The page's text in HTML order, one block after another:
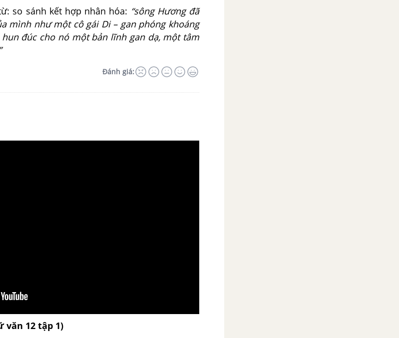
so sánh kết hợp nhân hóa: “sông Hương đã
mình như một cô gái Di – gan phóng khoáng
hun đúc cho nó một bản lĩnh gan dạ, một tâm
Đánh giá:
văn 12 tập 1)